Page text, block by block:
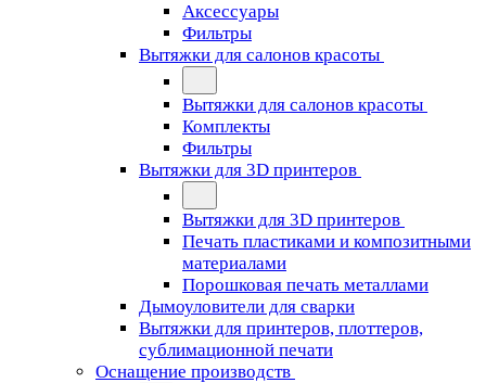
Аксессуары
Фильтры
Вытяжки для салонов красоты
Вытяжки для салонов красоты
Комплекты
Фильтры
Вытяжки для 3D принтеров
Вытяжки для 3D принтеров
Печать пластиками и композитными
материалами
Порошковая печать металлами
Дымоуловители для сварки
Вытяжки для принтеров, плоттеров,
сублимационной печати
Оснащение производств